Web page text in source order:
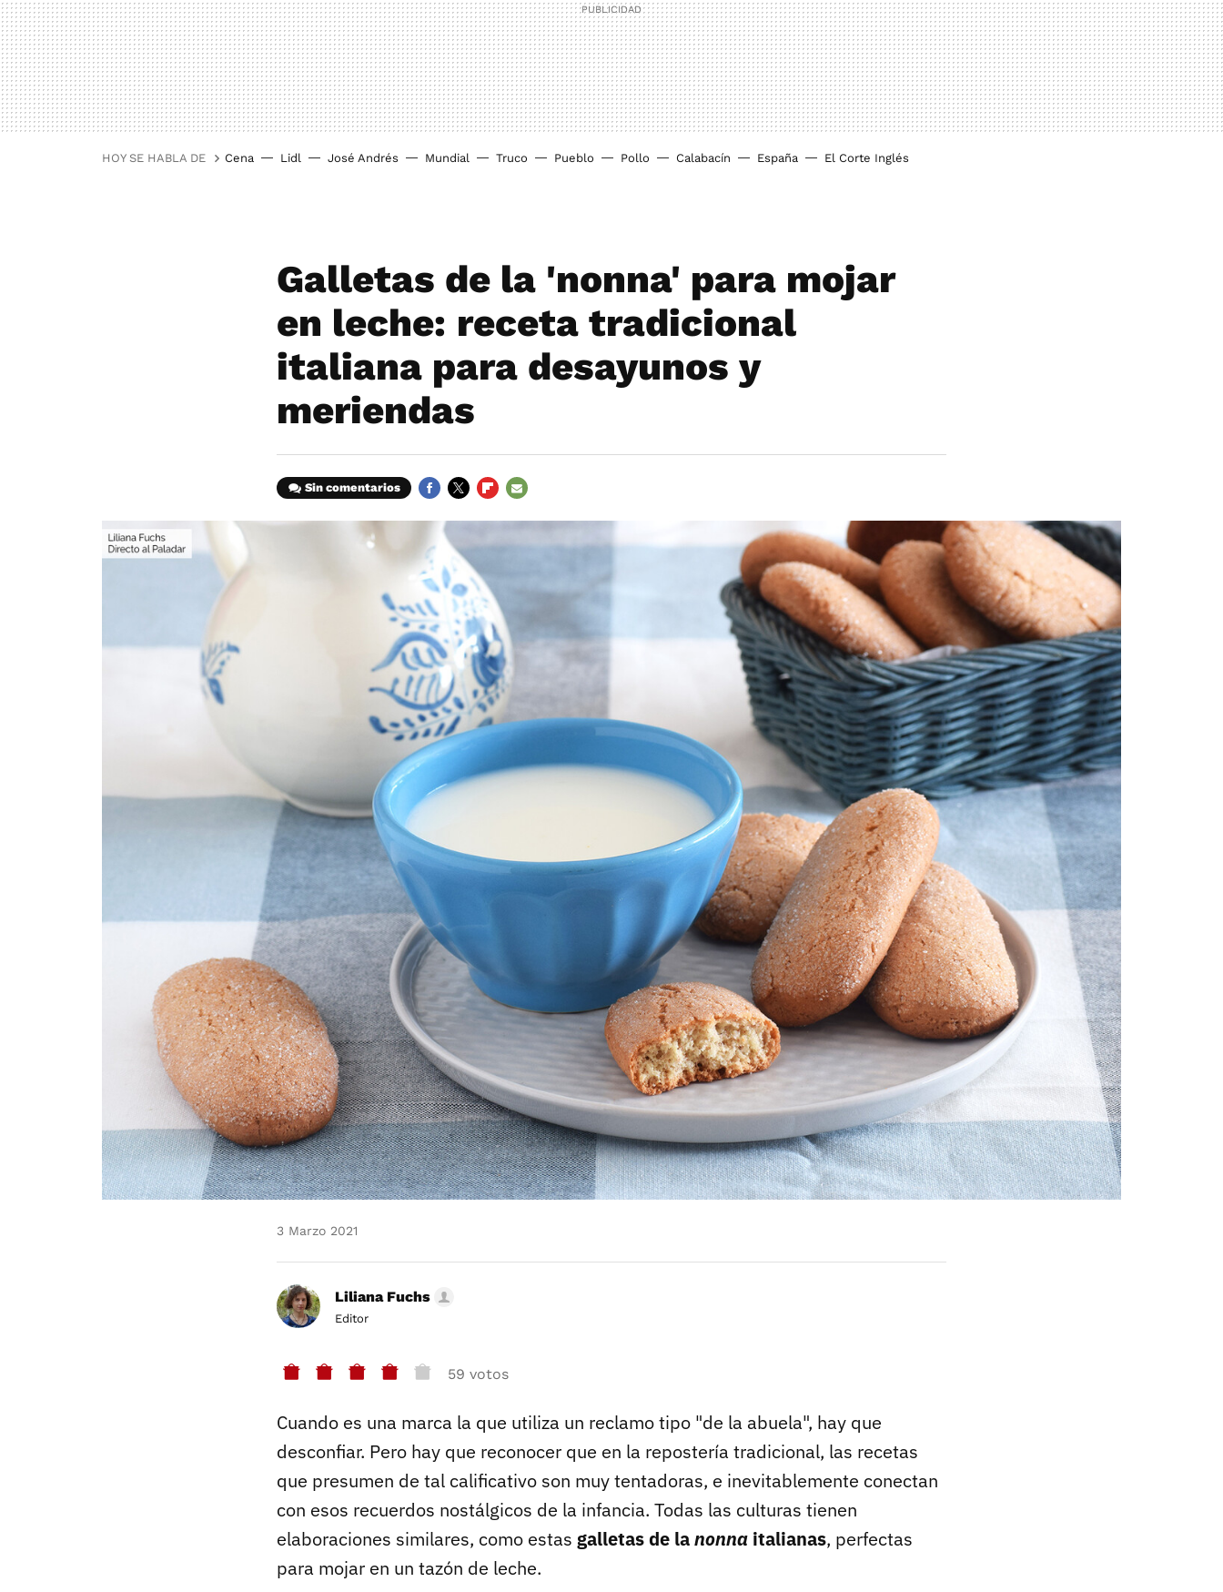
HOY SE HABLA DE Cena Lidl José Andrés Mundial Truco Pueblo Pollo Calabacín España El Corte Inglés
Galletas de la 'nonna' para mojar
en leche: receta tradicional
italiana para desayunos y
meriendas
Sin comentarios
3 Marzo 2021
Liliana Fuchs
Editor
59 votos
Cuando es una marca la que utiliza un reclamo tipo "de la abuela", hay que
desconfiar. Pero hay que reconocer que en la repostería tradicional, las recetas
que presumen de tal calificativo son muy tentadoras, e inevitablemente conectan
con esos recuerdos nostálgicos de la infancia. Todas las culturas tienen
elaboraciones similares, como estas galletas de lanonna italianas, perfectas
para mojar en un tazón de leche.